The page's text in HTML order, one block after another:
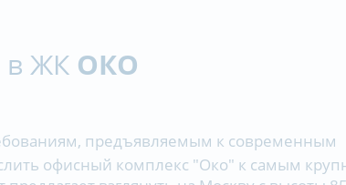
в ЖК ОКО
предъявляемым к современным
офисный комплекс "Око" к самым